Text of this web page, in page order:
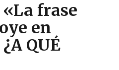
frase
en
QUÉ